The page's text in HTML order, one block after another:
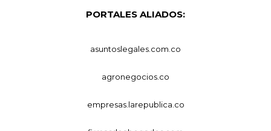
PORTALES ALIADOS:
asuntoslegales.com.co
agronegocios.co
empresas.larepublica.co